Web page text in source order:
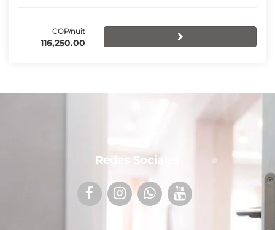
COP/nuit
116,250.00
Redes Sociales